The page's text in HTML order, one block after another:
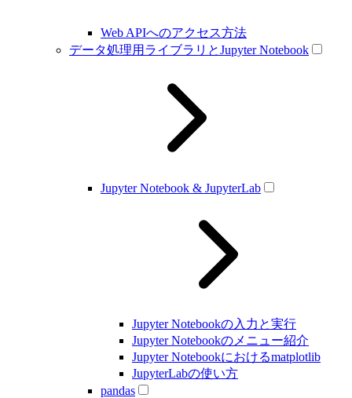
Web APIへのアクセス方法
データ処理用ライブラリとJupyter Notebook
Jupyter Notebook & JupyterLab
Jupyter Notebookの入力と実行
Jupyter Notebookのメニュー紹介
Jupyter Notebookにおけるmatplotlib
JupyterLabの使い方
pandas